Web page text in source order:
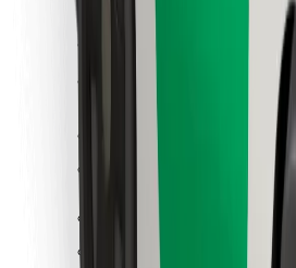
Felhasználási feltételek
Pár perc alatt ott vagyunk érted!
Bolt alkalmazás letöltése
Találd meg kedvenc ételedet!
Bolt Food app letöltése